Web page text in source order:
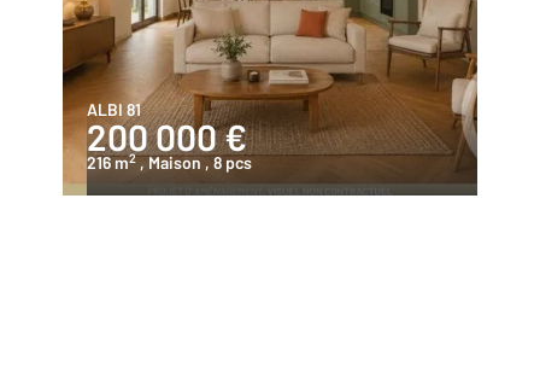
ALBI 81
200 000 €
216 m2 , Maison , 8 pcs